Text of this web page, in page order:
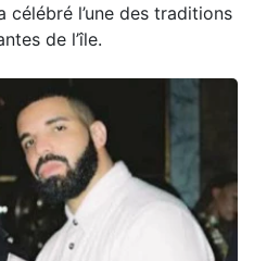
l’une des traditions
de l’île.